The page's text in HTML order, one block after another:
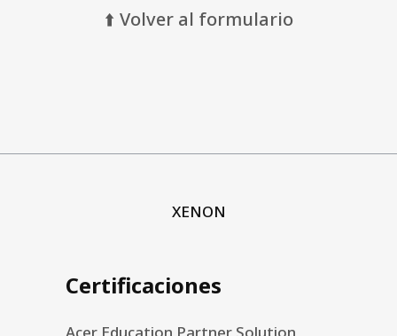
⬆️ Volver al formulario
XENON
Certificaciones